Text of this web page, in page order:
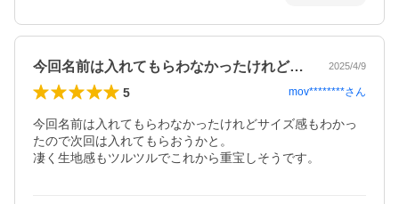
今回名前は入れてもらわなかったけれどサ… 2025/4/9
5 mov********さん
今回名前は入れてもらわなかったけれどサイズ感もわかっ
たので次回は入れてもらおうかと。
凄く生地感もツルツルでこれから重宝しそうです。